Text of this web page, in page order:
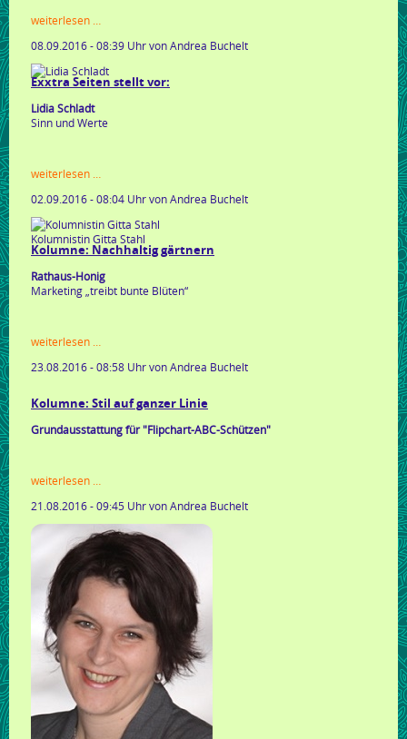
weiterlesen …
politur
08.09.2016 - 08:39 Uhrvon Andrea Buchelt
Exxtra Seiten stellt vor:
Lidia Schladt
Sinn und Werte
weiterlesen …
stellt
02.09.2016 - 08:04 Uhrvon Andrea Buchelt
Kolumnistin Gitta Stahl
Kolumne: Nachhaltig gärtnern
Rathaus-Honig
Marketing „treibt bunte Blüten“
weiterlesen …
gärtnern
23.08.2016 - 08:58 Uhrvon Andrea Buchelt
Kolumne: Stil auf ganzer Linie
Grundausstattung für "Flipchart-ABC-Schützen"
weiterlesen …
auf
ganzer
linie
21.08.2016 - 09:45 Uhrvon Andrea Buchelt